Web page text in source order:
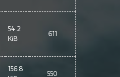
54.2
KiB
611
156.8
550